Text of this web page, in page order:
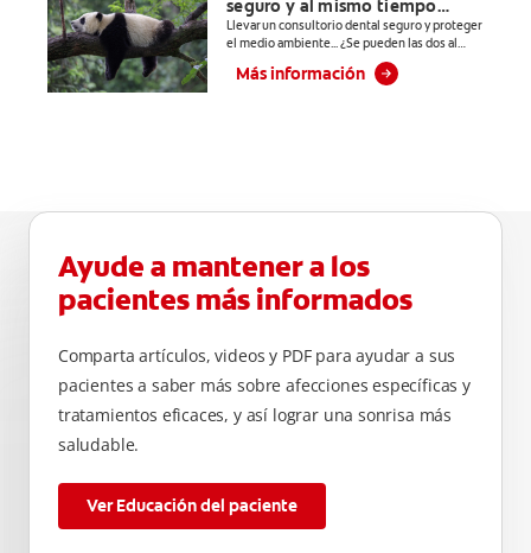
prevenir
problemas
sarro y mal
seguro y al mismo tiempo
responsable con el medio
ambiente?
Llevar un consultorio dental seguro y proteger
el medio ambiente... ¿Se pueden las dos al
mismo tiempo? En este artículo les
explicamos a las y los estudiantes de
Más información
Ayude a mantener a los
pacientes más informados
Comparta artículos, videos y PDF para ayudar a sus
pacientes a saber más sobre afecciones específicas y
tratamientos eficaces, y así lograr una sonrisa más
saludable.
Ver Educación del paciente